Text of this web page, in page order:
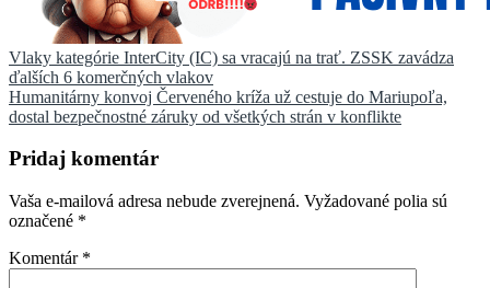
Navigácia
v
článku
Vlaky kategórie InterCity (IC) sa vracajú na trať. ZSSK zavádza
ďalších 6 komerčných vlakov
Humanitárny konvoj Červeného kríža už cestuje do Mariupoľa,
dostal bezpečnostné záruky od všetkých strán v konflikte
Pridaj komentár
Vaša e-mailová adresa nebude zverejnená. Vyžadované polia sú
označené *
Komentár *